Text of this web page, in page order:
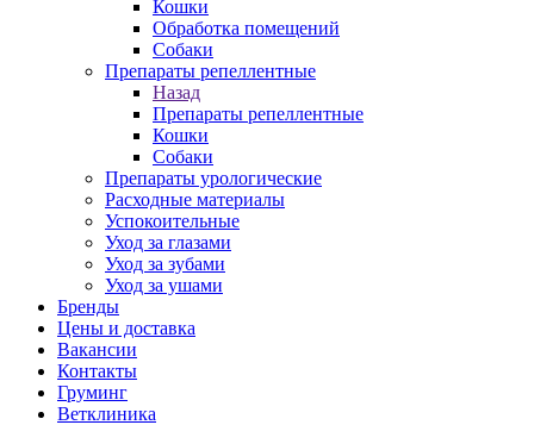
Кошки
Обработка помещений
Собаки
Препараты репеллентные
Назад
Препараты репеллентные
Кошки
Собаки
Препараты урологические
Расходные материалы
Успокоительные
Уход за глазами
Уход за зубами
Уход за ушами
Бренды
Цены и доставка
Вакансии
Контакты
Груминг
Ветклиника